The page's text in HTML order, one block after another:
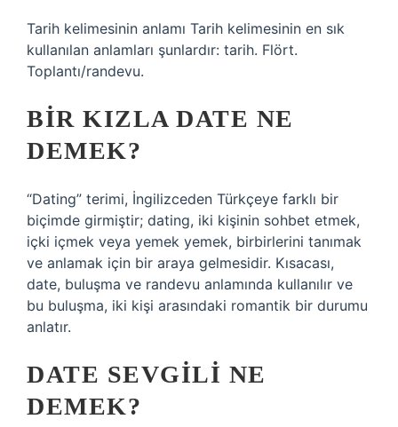
Tarih kelimesinin anlamı Tarih kelimesinin en sık
kullanılan anlamları şunlardır: tarih. Flört.
Toplantı/randevu.
BIR KIZLA DATE NE
DEMEK?
“Dating” terimi, İngilizceden Türkçeye farklı bir
biçimde girmiştir; dating, iki kişinin sohbet etmek,
içki içmek veya yemek yemek, birbirlerini tanımak
ve anlamak için bir araya gelmesidir. Kısacası,
date, buluşma ve randevu anlamında kullanılır ve
bu buluşma, iki kişi arasındaki romantik bir durumu
anlatır.
DATE SEVGILI NE
DEMEK?